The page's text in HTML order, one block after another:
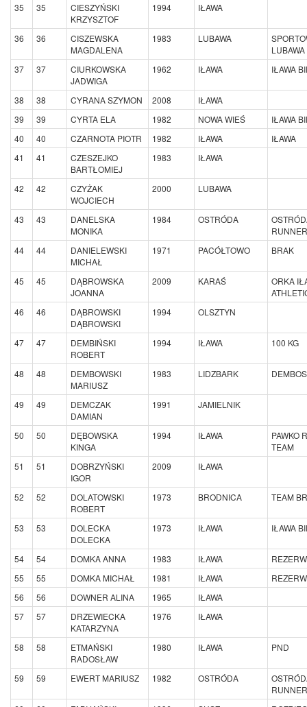
35 35
CIESZYŃSKI
KRZYSZTOF
1994 IŁAWA
36 36
CISZEWSKA
MAGDALENA
1983 LUBAWA
LUBAWA
37
37
CIURKOWSKA
JADWIGA
1962 IŁAWA IŁAWA
38 38 CYRANA SZYMON 2008
IŁAWA
39
39 CYRTA ELA 1982 NOWA WIEŚ
IŁAWA
40
40 CZARNOTA PIOTR 1982 IŁAWA
IŁAWA
41
41
CZESZEJKO
BARTŁOMIEJ
1983 IŁAWA
42 42
CZYŻAK
WOJCIECH
2000 LUBAWA
43 43
DANELSKA
MONIKA
1984 OSTRÓDA
44
44
DANIELEWSKI
MICHAŁ
1971 PACÓŁTOWO BRAK
45 45
DĄBROWSKA
JOANNA
2009 KARAŚ
ORKA
46
46
DĄBROWSKI
DĄBROWSKI
1994 OLSZTYN
47 47
DEMBIŃSKI
ROBERT
1994 IŁAWA 100 KG
48 48
DEMBOWSKI
MARIUSZ
1983 LIDZBARK
49 49
DEMCZAK
DAMIAN
1991 JAMIELNIK
50 50
DĘBOWSKA
KINGA
1994 IŁAWA
PAWKO
TEAM
51
51
DOBRZYŃSKI
IGOR
2009 IŁAWA
52 52
DOLATOWSKI
ROBERT
1973 BRODNICA TEAM
53 53
DOLECKA
DOLECKA
1973 IŁAWA IŁAWA
54 54 DOMKA ANNA 1983 IŁAWA
55
55 DOMKA MICHAŁ 1981 IŁAWA
56
56 DOWNER ALINA 1965
IŁAWA
57
57
DRZEWIECKA
KATARZYNA
1976 IŁAWA
58 58
ETMAŃSKI
RADOSŁAW
1980 IŁAWA PND
59 59 EWERT MARIUSZ 1982 OSTRÓDA